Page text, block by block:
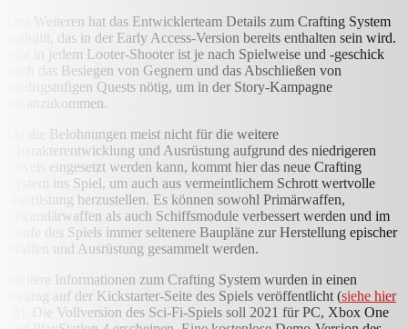
Des Weiteren hat das Entwicklerteam Details zum Crafting System
enthüllt, das in der Early Access-Version bereits enthalten sein wird.
Wie in jedem Looter-Shooter ist je nach Spielweise und -geschick
auch das Besiegen von Gegnern und das Abschließen von
niedrigstufigen Quests nötig, um in der Story-Kampagne
voranzukommen.
Da die Belohnungen meist nicht für die weitere
Charakterentwicklung und Ausrüstung aufgrund des niedrigeren
Levels eingesetzt werden kann, kommt hier das neue Crafting
System ins Spiel, um auch aus vermeintlichem Schrott wertvolle
Ausrüstung herzustellen. Es können sowohl Primärwaffen,
Sekundärwaffen als auch Schiffsmodule verbessert werden und im
Laufe des Spiels immer seltenere Baupläne zur Herstellung epischer
Waffen und Ausrüstung gesammelt werden.
Weitere Informationen zum Crafting System wurden in einen
Beitrag auf der Kickstarter-Seite des Spiels veröffentlicht (siehe hier
). Die Vollversion des Sci-Fi-Spiels soll 2021 für PC, Xbox One